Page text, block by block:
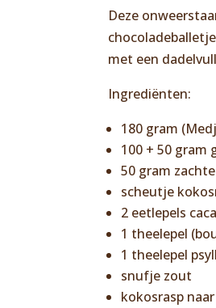
Deze
met een
Ingrediënten:
180 gram
100 + 50 gram
50 gram
scheutje
2 eetlepels
1 theelepel
1 theelepel
snufje zout
kokosrasp